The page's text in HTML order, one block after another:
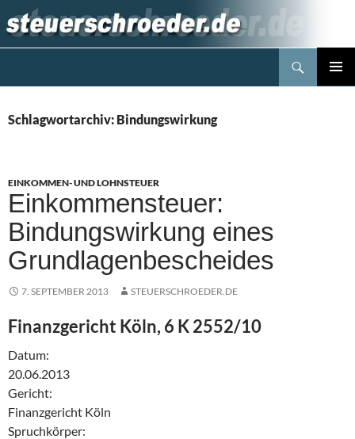
Inhalt
springen
Schlagwortarchiv: Bindungswirkung
EINKOMMEN- UND LOHNSTEUER
Einkommensteuer:
Bindungswirkung eines
Grundlagenbescheides
7. SEPTEMBER 2013 STEUERSCHROEDER.DE
Finanzgericht Köln, 6 K 2552/10
Datum:
20.06.2013
Gericht:
Finanzgericht Köln
Spruchkörper: